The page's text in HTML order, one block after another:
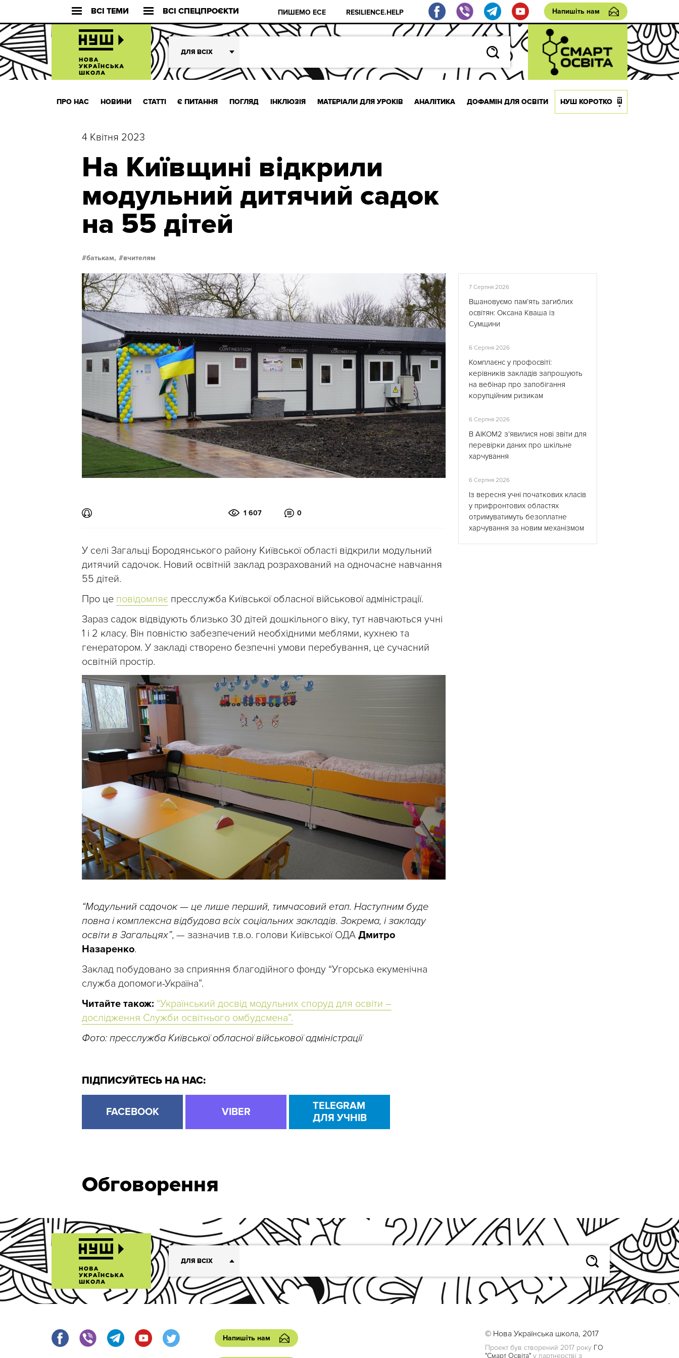
ВСІ ТЕМИ ВСІ СПЕЦПРОЄКТИ ПИШЕМО ЕСЕ RESILIENCE.HELP Напишіть нам
ДЛЯ ВСІХ
ПРО НАС НОВИНИ СТАТТІ Є ПИТАННЯ ПОГЛЯД ІНКЛЮЗІЯ МАТЕРІАЛИ ДЛЯ УРОКІВ АНАЛІТИКА ДОФАМІН ДЛЯ ОСВІТИ НУШ КОРОТКО
4 Квітня 2023
На Київщині відкрили
модульний дитячий садок
на 55 дітей
батькам, вчителям
1 607 0
У селі Загальці Бородянського району Київської області відкрили модульний
дитячий садочок. Новий освітній заклад розрахований на одночасне навчання
55 дітей.
Про це повідомляє пресслужба Київської обласної військової адміністрації.
Зараз садок відвідують близько 30 дітей дошкільного віку, тут навчаються учні
1 і 2 класу. Він повністю забезпечений необхідними меблями, кухнею та
генератором. У закладі створено безпечні умови перебування, це сучасний
освітній простір.
“Модульний садочок — це лише перший, тимчасовий етап. Наступним буде
повна і комплексна відбудова всіх соціальних закладів. Зокрема, і закладу
освіти в Загальцях”, — зазначив т.в.о. голови Київської ОДА Дмитро
Назаренко.
Заклад побудовано за сприяння благодійного фонду “Угорська екуменічна
служба допомоги-Україна”.
Читайте також: “Український досвід модульних споруд для освіти –
дослідження Служби освітнього омбудсмена”.
Фото: пресслужба Київської обласної військової адміністрації
ПІДПИСУЙТЕСЬ НА НАС:
FACEBOOK VIBER
TELEGRAM
ДЛЯ УЧНІВ
7 Серпня 2026
Вшановуємо пам’ять загиблих
освітян: Оксана Кваша із
Сумщини
6 Серпня 2026
Комплаєнс у профосвіті:
керівників закладів запрошують
на вебінар про запобігання
корупційним ризикам
6 Серпня 2026
В АІКОМ2 з’явилися нові звіти для
перевірки даних про шкільне
харчування
6 Серпня 2026
Із вересня учні початкових класів
у прифронтових областях
отримуватимуть безоплатне
харчування за новим механізмом
Обговорення
ДЛЯ ВСІХ
Напишіть нам © Нова Українська школа, 2017
Проект був створений 2017 року ГО
"Смарт Освіта" у партнерстві з